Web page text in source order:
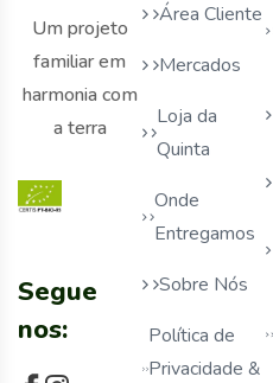
Um projeto
familiar em
harmonia com
a terra
Segue
nos:
Área Cliente
Mercados
Loja da
Quinta
Onde
Entregamos
Sobre Nós
Política de
Privacidade &